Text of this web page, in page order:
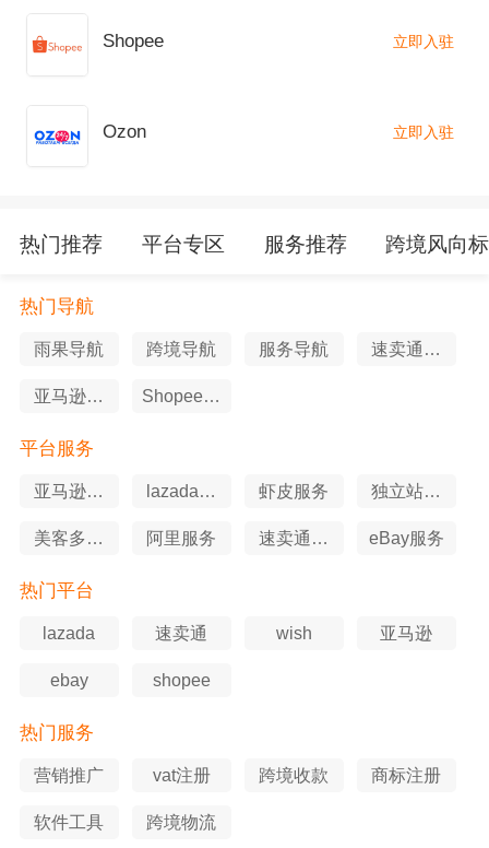
Shopee 立即入驻
Ozon 立即入驻
热门推荐 平台专区 服务推荐 跨境风向标
热门导航
雨果导航 跨境导航 服务导航
速卖通导
亚马逊导
Shopee导
平台服务
亚马逊服
lazada服
虾皮服务
独立站服
美客多服
阿里服务
速卖通服
eBay服务
热门平台
lazada 速卖通 wish 亚马逊
ebay shopee
热门服务
营销推广 vat注册 跨境收款 商标注册
软件工具 跨境物流